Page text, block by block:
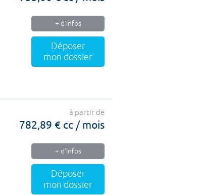
+ d'infos
Déposer
mon dossier
à partir de
782,89 € cc / mois
+ d'infos
Déposer
mon dossier